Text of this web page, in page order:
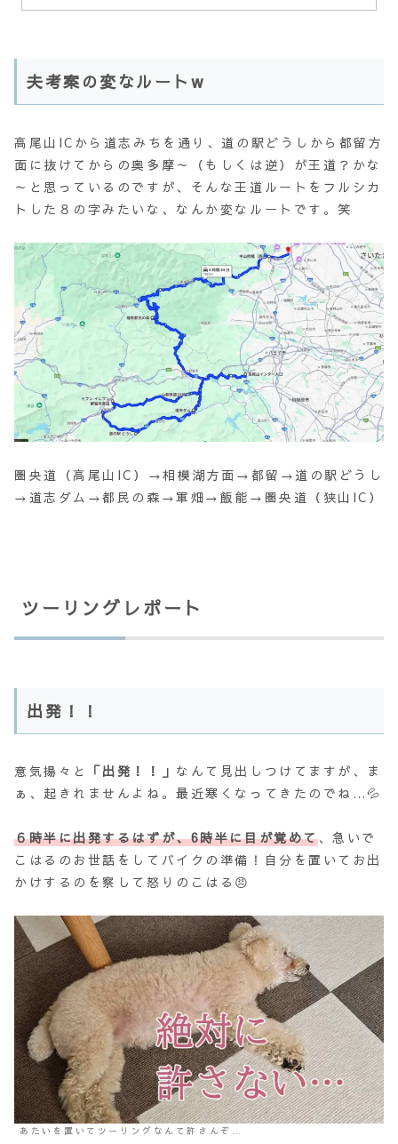
夫考案の変なルートw
高尾山ICから道志みちを通り、道の駅どうしから都留方
面に抜けてからの奥多摩～（もしくは逆）が王道？かな
～と思っているのですが、そんな王道ルートをフルシカ
トした８の字みたいな、なんか変なルートです。笑
圏央道（高尾山IC）→相模湖方面→都留→道の駅どうし
→道志ダム→都民の森→軍畑→飯能→圏央道（狭山IC）
ツーリングレポート
出発！！
意気揚々と 「出発！！」 なんて見出しつけてますが、ま
ぁ、起きれませんよね。最近寒くなってきたのでね…💦
６時半に出発するはずが、6時半に目が覚めて、急いで
こはるのお世話をしてバイクの準備！自分を置いてお出
かけするのを察して怒りのこはる😠
あたいを置いてツーリングなんて許さんぞ…